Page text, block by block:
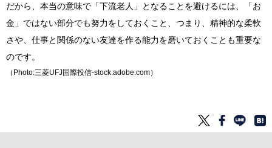
だから、本当の意味で「下流老人」となることを避けるには、「お
金」ではない部分でも努力をしておくこと、つまり、精神的な柔軟
さや、仕事と関係のない友達を作る能力を磨いておくことも重要な
のです。
（Photo:三菱UFJ国際投信-stock.adobe.com）